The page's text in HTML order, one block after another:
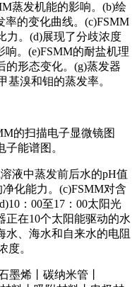
蒸发机能的影响。(b)绘
率的变化曲线。(c)FSMM
力。(d)展现了分歧浓度
。(e)FSMM的耐盐机理
的形态变化。(g)蒸发器
基溴和钼的蒸发率。
的扫描电子显微镜图
能谱图。
液中蒸发前后水的pH值
化能力。(c)FSMM对含
：00至17：00太阳光
正在10个太阳能驱动的水
水、海水和自来水的电阻
度。
烯丨碳纳米管丨